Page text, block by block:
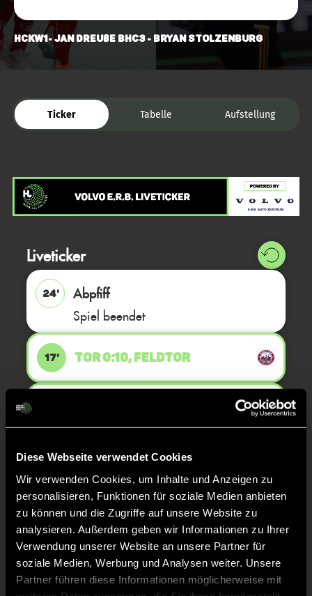
Diese Webseite verwendet Cookies
Wir verwenden Cookies, um Inhalte und Anzeigen zu
personalisieren, Funktionen für soziale Medien anbieten
zu können und die Zugriffe auf unsere Website zu
analysieren. Außerdem geben wir Informationen zu Ihrer
Verwendung unserer Website an unsere Partner für
soziale Medien, Werbung und Analysen weiter. Unsere
Partner führen diese Informationen möglicherweise mit
HCKW1- Jan Dreuße BHC3 - Bryan Stolzenburg
Ticker Tabelle Aufstellung
Liveticker
24'
Abpfiff
Spiel beendet
17' TOR 0:10, FELDTOR
15' TOR 0:8, FELDTOR
14' TOR 0:7, FELDTOR
13' TOR 0:6, FELDTOR